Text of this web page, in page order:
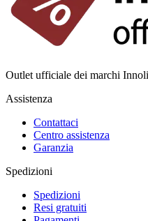
Outlet ufficiale dei marchi
Assistenza
Contattaci
Centro assistenza
Garanzia
Spedizioni
Spedizioni
Resi gratuiti